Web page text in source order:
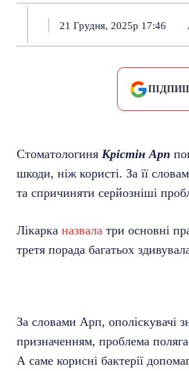
21 Грудня, 2025р 17:46
Стоматологиня Крістін Арп
шкоди, ніж користі. За її
та спричиняти серйозніші
Лікарка назвала три основні
третя порада багатьох
За словами Арп, ополіскувачі
призначенням, проблема
А саме корисні бактерії